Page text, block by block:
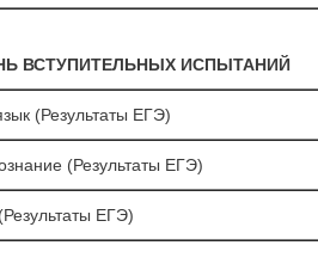
ВСТУПИТЕЛЬНЫХ ИСПЫТАНИЙ
(Результаты ЕГЭ)
(Результаты ЕГЭ)
ЕГЭ)